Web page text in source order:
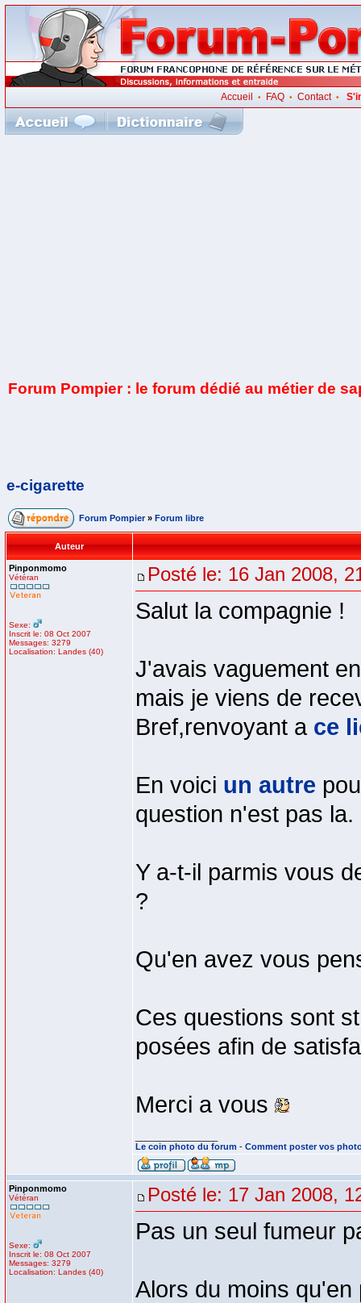
Accueil • FAQ• Contact•
Forum Pompier : le forum dédié au métier de
e-cigarette
Forum Pompier » Forum libre
Auteur
Pinponmomo
Vétéran
Sexe:
Inscrit le: 08 Oct 2007
Messages: 3279
Localisation: Landes (40)
Posté le: 16 Jan 2008,
Salut la compagnie !
J'avais vaguement
mais je viens de
Bref,renvoyant a ce
En voici un autre
question n'est pas la.
Y a-t-il parmis vous
?
Qu'en avez vous
Ces questions sont
posées afin de
Merci a vous
Le coin photo du forum - Comment poster vos
Pinponmomo
Vétéran
Sexe:
Inscrit le: 08 Oct 2007
Messages: 3279
Localisation: Landes (40)
Posté le: 17 Jan 2008,
Pas un seul fumeur
Alors du moins